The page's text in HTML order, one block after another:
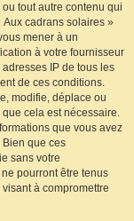
tout autre contenu qui
cadrans solaires »
mener à un
à votre fournisseur
IP de tous les
de ces conditions.
modifie, déplace ou
cela est nécessaire.
que vous avez
que ces
sans votre
pourront être tenus
à compromettre